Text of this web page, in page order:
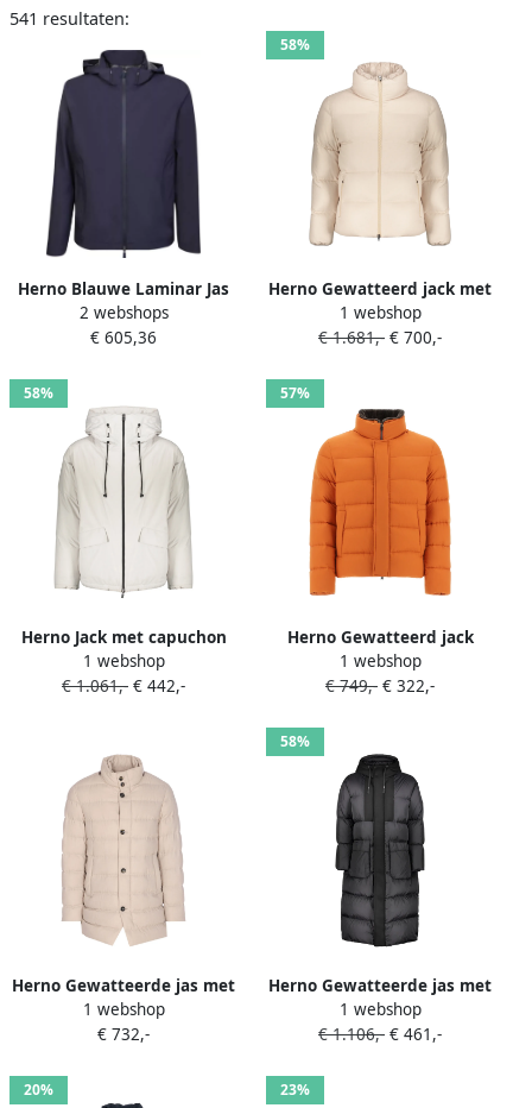
541 resultaten:
Herno Blauwe Laminar Jas
met Afneembare Capuchon
Blue Heren
2 webshops
€ 605,36
58%
Herno Gewatteerd jack met
hoge hals Beige
1 webshop
€ 1.681,- € 700,-
58%
Herno Jack met capuchon
en rits Beige
1 webshop
€ 1.061,- € 442,-
57%
Herno Gewatteerd jack
Oranje
1 webshop
€ 749,- € 322,-
Herno Gewatteerde jas met
enkele rij knopen Beige
1 webshop
€ 732,-
58%
Herno Gewatteerde jas met
capuchon Zwart
1 webshop
€ 1.106,- € 461,-
20% 23%